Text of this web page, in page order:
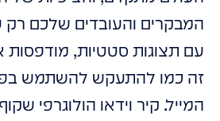
המבקרים והעובדים שלכם רק
עם תצוגות סטטיות, מודפסות
זה כמו להתעקש להשתמש
המייל. קיר וידאו הולוגרפי